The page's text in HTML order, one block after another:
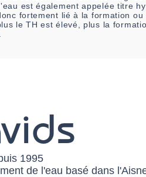
est également appelée titre
fortement lié à la formation
le TH est élevé, plus la
1995
de l'eau basé dans